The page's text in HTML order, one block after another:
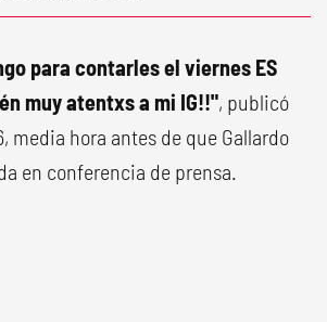
para contarles el viernes ES
muy atentxs a mi IG!!", publicó
media hora antes de que Gallardo
en conferencia de prensa.